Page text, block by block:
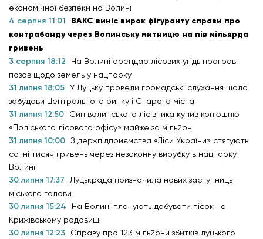
економічної безпеки на Волині
4 серпня 11:01
ВАКС виніс вирок фігуранту справи про
контрабанду через Волинську митницю на пів мільярда
гривень
3 серпня 18:12
На Волині орендар лісових угідь програв
позов щодо земель у нацпарку
31 липня 18:05 У Луцьку провели громадські слухання щодо
забудови Центрального ринку і Старого міста
31 липня 12:50
Син волинського лісівника купив конюшню
«Поліського лісового офісу» майже за мільйон
31 липня 10:00 З держпідприємства «Ліси України» стягують
сотні тисяч гривень через незаконну вирубку в нацпарку
Волині
30 липня 17:37
Луцькрада призначила нових заступниць
міського голови
30 липня 15:24
На Волині планують добувати пісок на
Крижівському родовищі
30 липня 12:23
Справу про 123 мільйони збитків луцького